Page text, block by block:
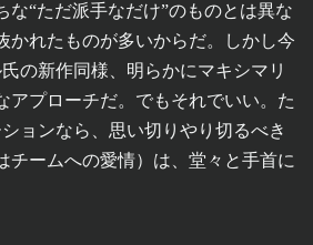
な“ただ派手なだけ”のものとは異な
かれたものが多いからだ。しかし今
の新作同様、明らかにマキシマリ
アプローチだ。でもそれでいい。た
ョンなら、思い切りやり切るべき
チームへの愛情）は、堂々と手首に